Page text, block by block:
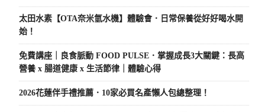
太田水素【OTA奈米氫水機】體驗會．日常保養從好好喝水開
始！
免費講座｜良食脈動 FOOD PULSE．掌握成長3大關鍵：長高
營養 x 腸道健康 x 生活節律｜體驗心得
2026花蓮伴手禮推薦．10家必買名產懶人包總整理！